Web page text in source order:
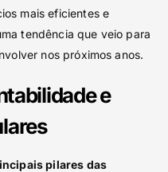
mais eficientes e
tendência que veio para
nos próximos anos.
e
pilares das